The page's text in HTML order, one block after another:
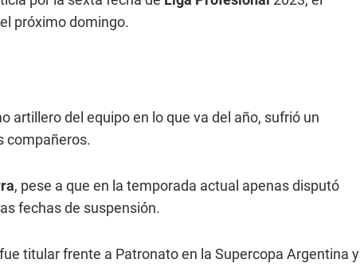
próximo domingo.
artillero del equipo en lo que va del año, sufrió un
compañeros.
, pese a que en la temporada actual apenas disputó
fechas de suspensión.
titular frente a Patronato en la Supercopa Argentina y